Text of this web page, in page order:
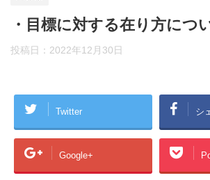
・目標に対する在り方につ
投稿日： 2022年12月30日
Twitter シ
Google+